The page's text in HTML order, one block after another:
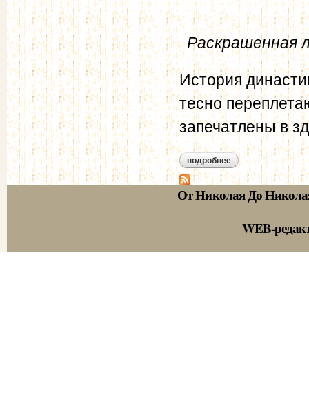
Раскрашенная
История
тесно
запечатлены в
подробнее о посещение
От Николая До
WEB-